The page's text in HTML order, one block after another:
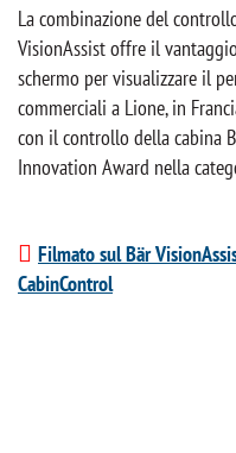
La combinazione del
VisionAssist offre il
schermo per visualizzare il
commerciali a Lione, in
con il controllo della cabina
Innovation Award nella
Filmato sul Bär
CabinControl